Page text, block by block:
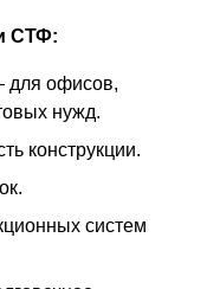
СТФ:
для офисов,
нужд.
конструкции.
систем